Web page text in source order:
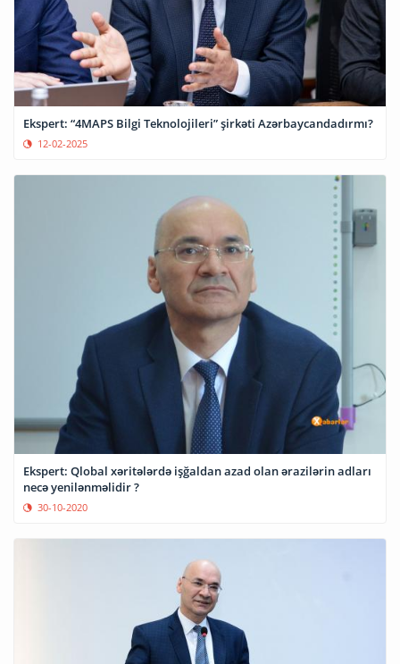
Ekspert: “4MAPS Bilgi Teknolojileri” şirkəti Azərbaycandadırmı?
12-02-2025
Ekspert: Qlobal xəritələrdə işğaldan azad olan ərazilərin adları
necə yenilənməlidir ?
30-10-2020